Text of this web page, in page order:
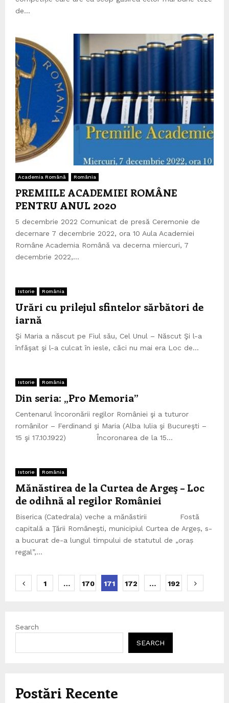
de...
Academia Română România
PREMIILE ACADEMIEI ROMÂNE
PENTRU ANUL 2020
5 decembrie 2022 Comunicat de presă Ceremonie de
decernare 7 decembrie 2022, ora 10 Aula Academiei
Române Academia Română va decerna miercuri, 7
decembrie 2022,...
Istorie România
Urări cu prilejul sfintelor sărbători de
iarnă
Şi Maria a născut pe Fiul său, Cel Unul – Născut Şi l-a
înfăşat şi l-a culcat în iesle, căci nu mai era Loc de...
Istorie România
Din seria: „Pro Memoria”
Centenarul încoronării regilor României şi a tuturor
românilor – Ferdinand şi Maria (Alba Iulia şi Bucureşti –
15 şi 17.10.1922) Încoronarea de la 15...
Istorie România
Mănăstirea de la Curtea de Argeş – Loc
de odihnă al regilor României
Biserica (Catedrala) veche a mănăstirii Fostă
capitală a Ţării Româneşti, municipiul Curtea de Argeș, s-
a bucurat de-a lungul timpului de statutul de „oraș
regal”,...
Posts
1 … 170 171 172 … 192
Search
SEARCH
Postări Recente